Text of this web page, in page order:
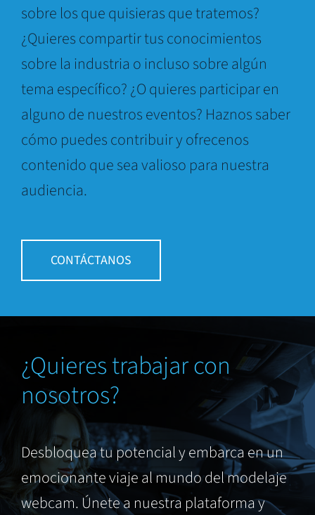
sobre los que quisieras que tratemos?
¿Quieres compartir tus conocimientos
sobre la industria o incluso sobre algún
tema específico? ¿O quieres participar en
alguno de nuestros eventos? Haznos saber
cómo puedes contribuir y ofrecenos
contenido que sea valioso para nuestra
audiencia.
CONTÁCTANOS
¿Quieres trabajar con
nosotros?
Desbloquea tu potencial y embarca en un
emocionante viaje al mundo del modelaje
webcam. Únete a nuestra plataforma y